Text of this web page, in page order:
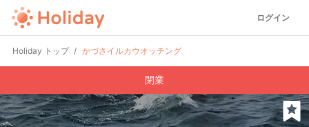
ログイン
Holiday トップ かづさイルカウオッチング
閉業